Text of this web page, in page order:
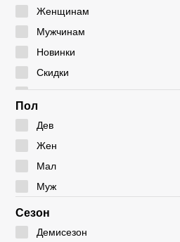
Сандалии
Женщинам
Мужчинам
Новинки
Скидки
Сумки
Пол
Дев
Жен
Мал
Муж
Сезон
Демисезон